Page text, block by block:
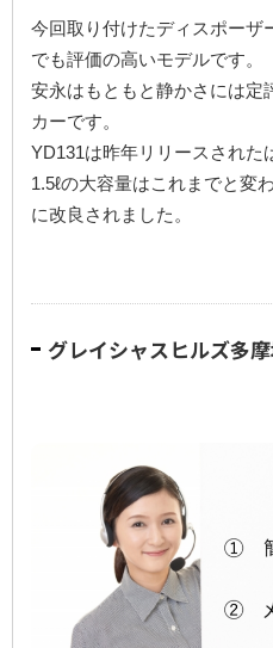
今回取り付けたディスポーザ
でも評価の高いモデルです。
安永はもともと静かさには定
カーです。
YD131は昨年リリースされた
1.5ℓの大容量はこれまでと変
に改良されました。
グレイシャスヒルズ多